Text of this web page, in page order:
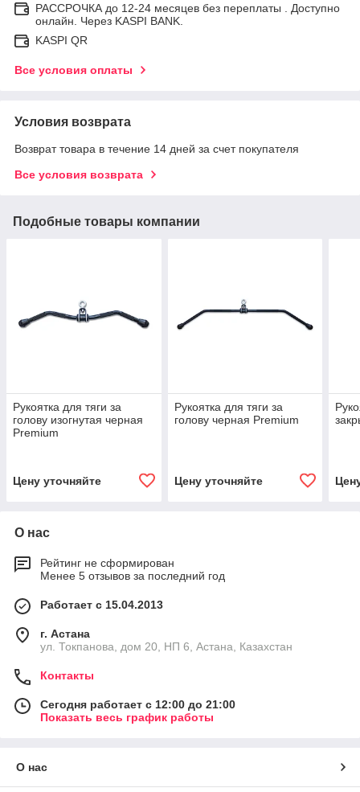
РАССРОЧКА до 12-24 месяцев без переплаты . Доступно
онлайн. Через KASPI BANK.
KASPI QR
Все условия оплаты
Условия возврата
Возврат товара в течение 14 дней за счет покупателя
Все условия возврата
Подобные товары компании
Рукоятка для тяги за
голову изогнутая черная
Premium
Цену уточняйте
Рукоятка для тяги за
голову черная Premium
Цену уточняйте
О нас
Рейтинг не сформирован
Менее 5 отзывов за последний год
Работает с 15.04.2013
г. Астана
ул. Токпанова, дом 20, НП 6, Астана, Казахстан
Контакты
Сегодня работает с 12:00 до 21:00
Показать весь график работы
О нас